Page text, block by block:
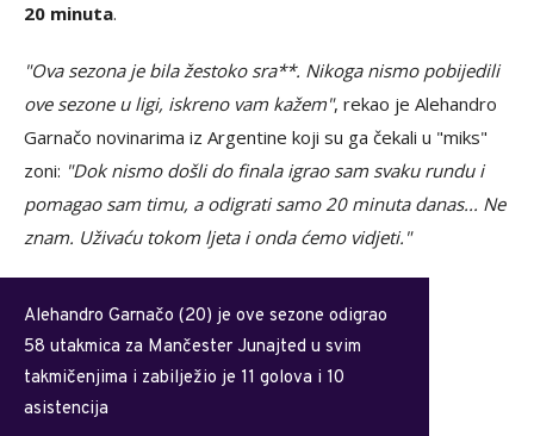
20 minuta.
"Ova sezona je bila žestoko sra**. Nikoga nismo pobijedili
ove sezone u ligi, iskreno vam kažem", rekao je Alehandro
Garnačo novinarima iz Argentine koji su ga čekali u "miks"
zoni: "Dok nismo došli do finala igrao sam svaku rundu i
pomagao sam timu, a odigrati samo 20 minuta danas... Ne
znam. Uživaću tokom ljeta i onda ćemo vidjeti."
Alehandro Garnačo (20) je ove sezone odigrao
58 utakmica za Mančester Junajted u svim
takmičenjima i zabilježio je 11 golova i 10
asistencija